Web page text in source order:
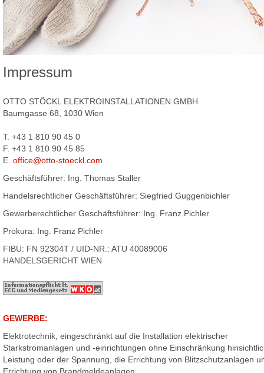
Impressum
OTTO STÖCKL ELEKTROINSTALLATIONEN GMBH
Baumgasse 68, 1030 Wien
T. +43 1 810 90 45 0
F. +43 1 810 90 45 85
E. office@otto-stoeckl.com
Geschäftsführer: Ing. Thomas Staller
Handelsrechtlicher Geschäftsführer: Siegfried Guggenbichler
Gewerberechtlicher Geschäftsführer: Ing. Franz Pichler
Prokura: Ing. Franz Pichler
FIBU: FN 92304T / UID-NR.: ATU 40089006
HANDELSGERICHT WIEN
GEWERBE:
Elektrotechnik, eingeschränkt auf die Installation elektrischer
Starkstromanlagen und -einrichtungen ohne Einschränkung
Leistung oder der Spannung, die Errichtung von Blitzschutzanlagen